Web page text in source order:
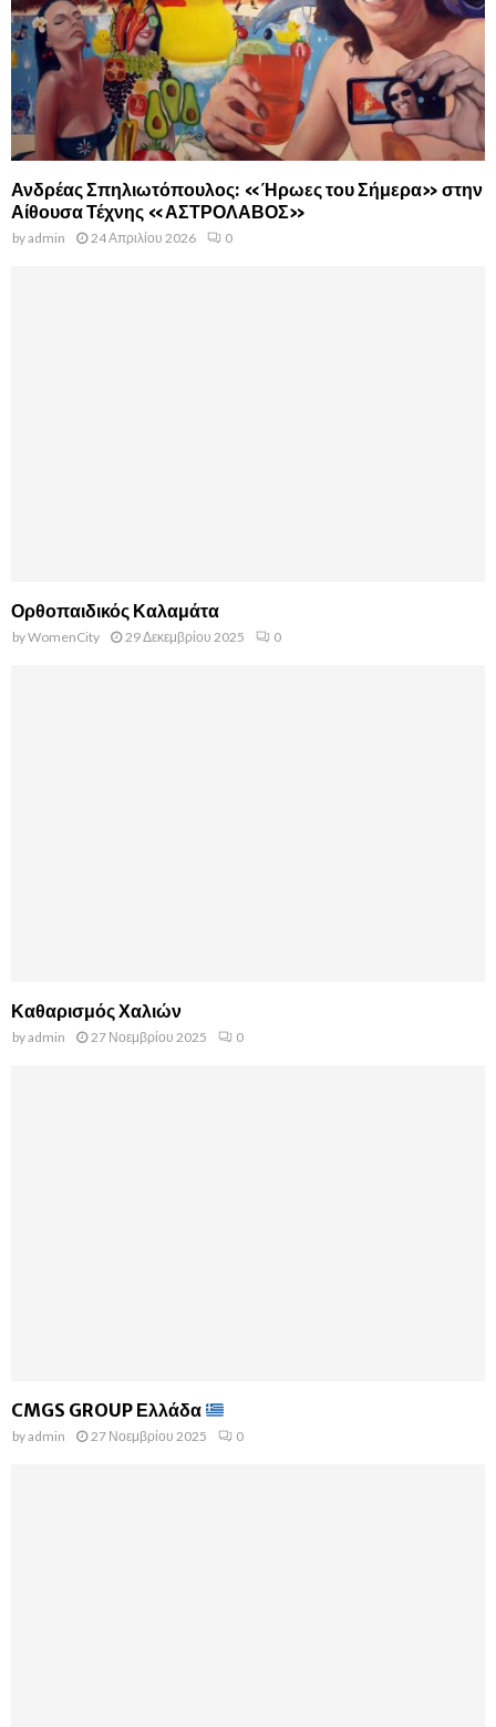
Ανδρέας Σπηλιωτόπουλος: «Ήρωες του Σήμερα» στην
Αίθουσα Τέχνης «ΑΣΤΡΟΛΑΒΟΣ»
byadmin 24 Απριλίου 2026 0
Ορθοπαιδικός Καλαμάτα
byWomenCity 29 Δεκεμβρίου 2025 0
Καθαρισμός Χαλιών
byadmin 27 Νοεμβρίου 2025 0
CMGS GROUP Ελλάδα
byadmin 27 Νοεμβρίου 2025 0